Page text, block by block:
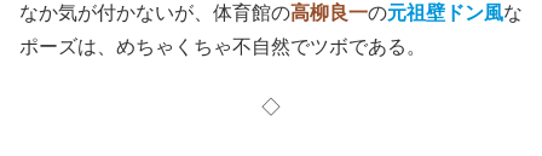
なか気が付かないが、体育館の高柳良一の元祖壁ドン風な
ポーズは、めちゃくちゃ不自然でツボである。
◇